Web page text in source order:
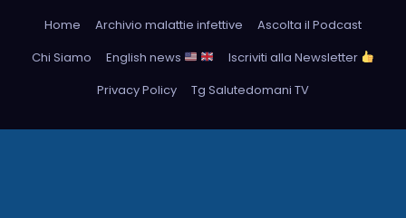
Home Archivio malattie infettive
Ascolta il Podcast
Chi Siamo
English news
Iscriviti alla Newsletter
Privacy Policy
Tg Salutedomani TV